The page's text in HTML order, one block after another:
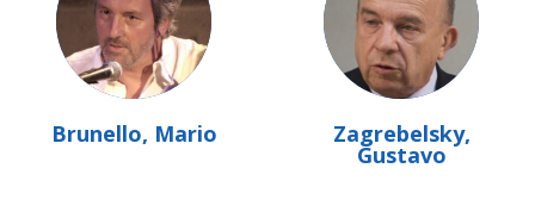
Brunello, Mario Zagrebelsky,
Gustavo